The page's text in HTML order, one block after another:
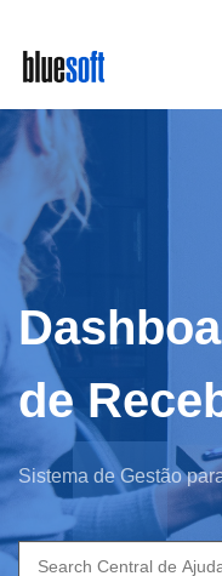
main
content
de
Sistema de Gestão
Search